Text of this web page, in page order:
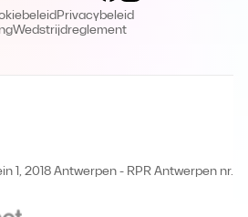
Privacybeleid
Wedstrijdreglement
1, 2018 Antwerpen - RPR Antwerpen nr.